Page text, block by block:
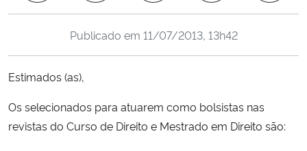
Ministério de Minas e Energia
Publicado em 11/07/2013, 13h42
Estimados (as),
Os selecionados para atuarem como bolsistas nas
revistas do Curso de Direito e Mestrado em Direito são: